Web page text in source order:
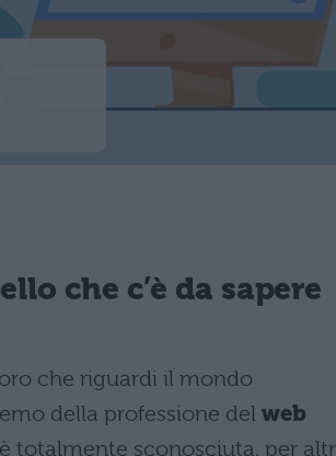
che c’è da sapere
che riguardi il mondo
della professione del web
totalmente sconosciuta, per